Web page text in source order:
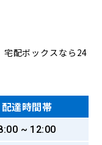
宅配ボックスなら24
配達時間帯
~ 12:00